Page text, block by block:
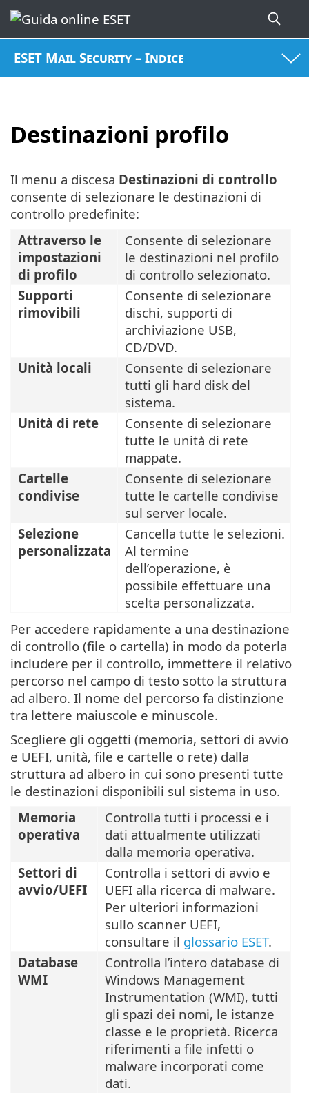
ESET Mail Security – Indice
Destinazioni profilo
Il menu a discesa Destinazioni di controllo
consente di selezionare le destinazioni di
controllo predefinite:
Attraverso le
impostazioni
di profilo
Consente di selezionare
le destinazioni nel profilo
di controllo selezionato.
Supporti
rimovibili
Consente di selezionare
dischi, supporti di
archiviazione USB,
CD/DVD.
Unità locali
Consente di selezionare
tutti gli hard disk del
sistema.
Unità di rete
Consente di selezionare
tutte le unità di rete
mappate.
Cartelle
condivise
Consente di selezionare
tutte le cartelle condivise
sul server locale.
Selezione
personalizzata
Cancella tutte le selezioni.
Al termine
dell’operazione, è
possibile effettuare una
scelta personalizzata.
Per accedere rapidamente a una destinazione
di controllo (file o cartella) in modo da poterla
includere per il controllo, immettere il relativo
percorso nel campo di testo sotto la struttura
ad albero. Il nome del percorso fa distinzione
tra lettere maiuscole e minuscole.
Scegliere gli oggetti (memoria, settori di avvio
e UEFI, unità, file e cartelle o rete) dalla
struttura ad albero in cui sono presenti tutte
le destinazioni disponibili sul sistema in uso.
Memoria
operativa
Controlla tutti i processi e i
dati attualmente utilizzati
dalla memoria operativa.
Settori di
avvio/UEFI
Controlla i settori di avvio e
UEFI alla ricerca di malware.
Per ulteriori informazioni
sullo scanner UEFI,
consultare il glossario ESET.
Database
WMI
Controlla l’intero database di
Windows Management
Instrumentation (WMI), tutti
gli spazi dei nomi, le istanze
classe e le proprietà. Ricerca
riferimenti a file infetti o
malware incorporati come
dati.